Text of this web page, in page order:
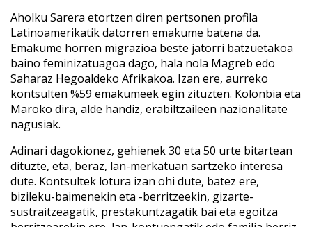
Aholku Sarera etortzen diren pertsonen profila
Latinoamerikatik datorren emakume batena da.
Emakume horren migrazioa beste jatorri batzuetakoa
baino feminizatuagoa dago, hala nola Magreb edo
Saharaz Hegoaldeko Afrikakoa. Izan ere, aurreko
kontsulten %59 emakumeek egin zituzten. Kolonbia eta
Maroko dira, alde handiz, erabiltzaileen nazionalitate
nagusiak.
Adinari dagokionez, gehienek 30 eta 50 urte bitartean
dituzte, eta, beraz, lan-merkatuan sartzeko interesa
dute. Kontsultek lotura izan ohi dute, batez ere,
bizileku-baimenekin eta -berritzeekin, gizarte-
sustraitzeagatik, prestakuntzagatik bai eta egoitza